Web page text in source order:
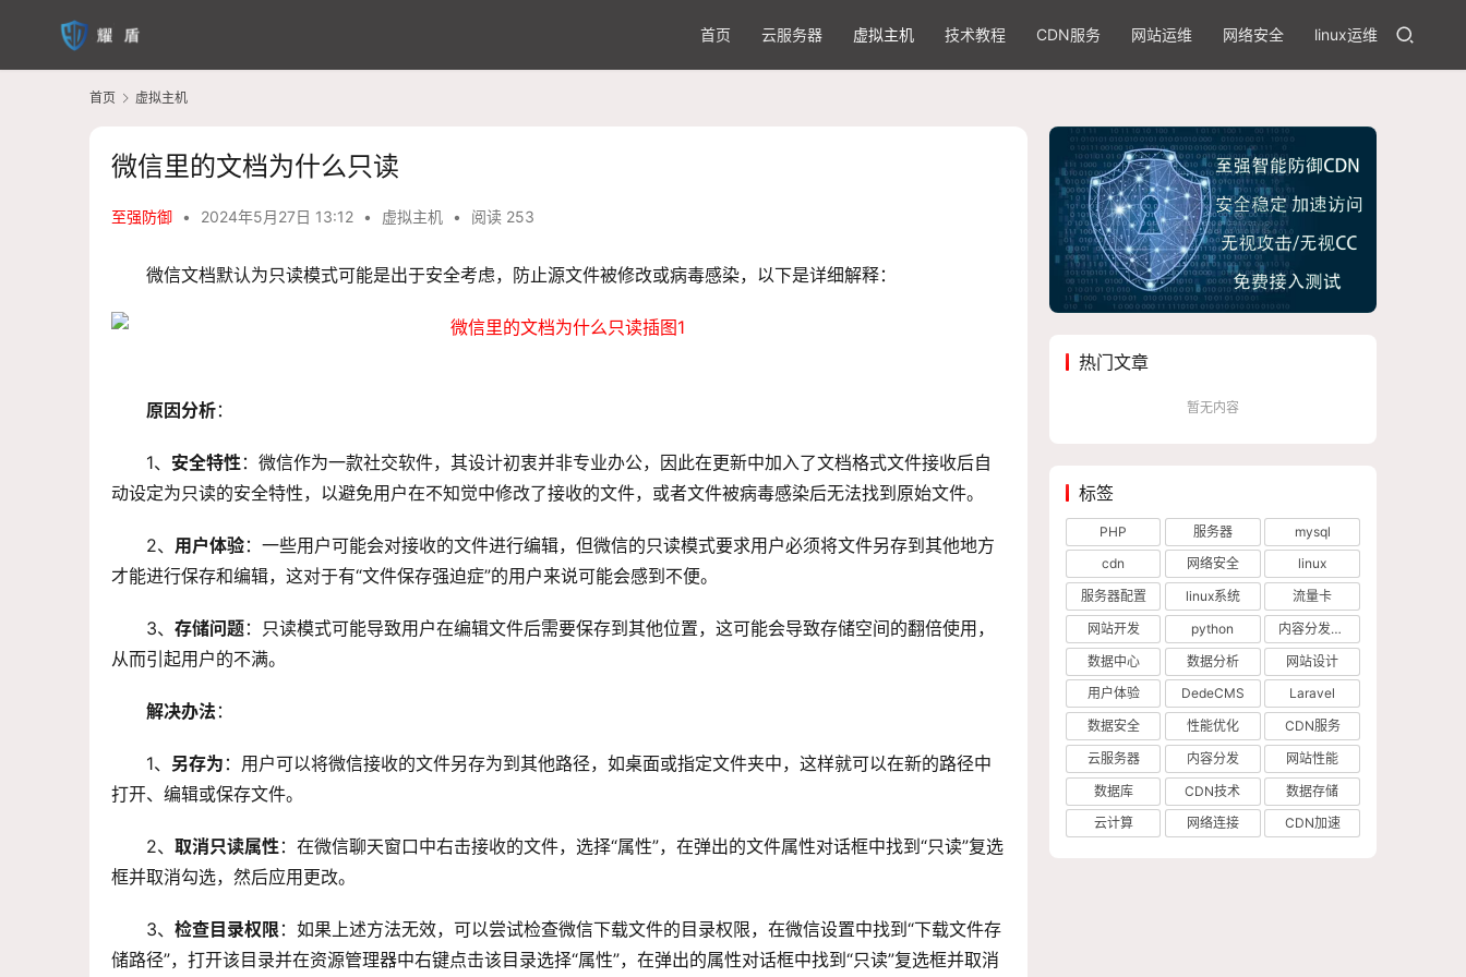
首页 云服务器 虚拟主机 技术教程 CDN服务 网站运维 网络安全 linux运维
首页 虚拟主机
微信里的文档为什么只读
至强防御 • 2024年5月27日 13:12 • 虚拟主机 • 阅读 253
微信文档默认为只读模式可能是出于安全考虑，防止源文件被修改或病毒感染，以下是详细解释：
原因分析：
1、 安全特性：微信作为一款社交软件，其设计初衷并非专业办公，因此在更新中加入了文档格式文件接收后自
动设定为只读的安全特性，以避免用户在不知觉中修改了接收的文件，或者文件被病毒感染后无法找到原始文件。
2、 用户体验：一些用户可能会对接收的文件进行编辑，但微信的只读模式要求用户必须将文件另存到其他地方
才能进行保存和编辑，这对于有“文件保存强迫症”的用户来说可能会感到不便。
3、 存储问题：只读模式可能导致用户在编辑文件后需要保存到其他位置，这可能会导致存储空间的翻倍使用，
从而引起用户的不满。
解决办法 ：
1、 另存为 ：用户可以将微信接收的文件另存为到其他路径，如桌面或指定文件夹中，这样就可以在新的路径中
打开、编辑或保存文件。
2、 取消只读属性：在微信聊天窗口中右击接收的文件，选择“属性”，在弹出的文件属性对话框中找到“只读”复选
框并取消勾选，然后应用更改。
3、 检查目录权限 ：如果上述方法无效，可以尝试检查微信下载文件的目录权限，在微信设置中找到“下载文件存
储路径”，打开该目录并在资源管理器中右键点击该目录选择“属性”，在弹出的属性对话框中找到“只读”复选框并取消
热门文章
暂无内容
标签
PHP 服务器
mysql
cdn
网络安全
linux
服务器配置
linux系统
流量卡
网站开发
python
内容分发网络
数据中心
数据分析
网站设计
用户体验
DedeCMS
Laravel
数据安全
性能优化
CDN服务
云服务器
内容分发
网站性能
数据库
CDN技术
数据存储
云计算
网络连接 CDN加速